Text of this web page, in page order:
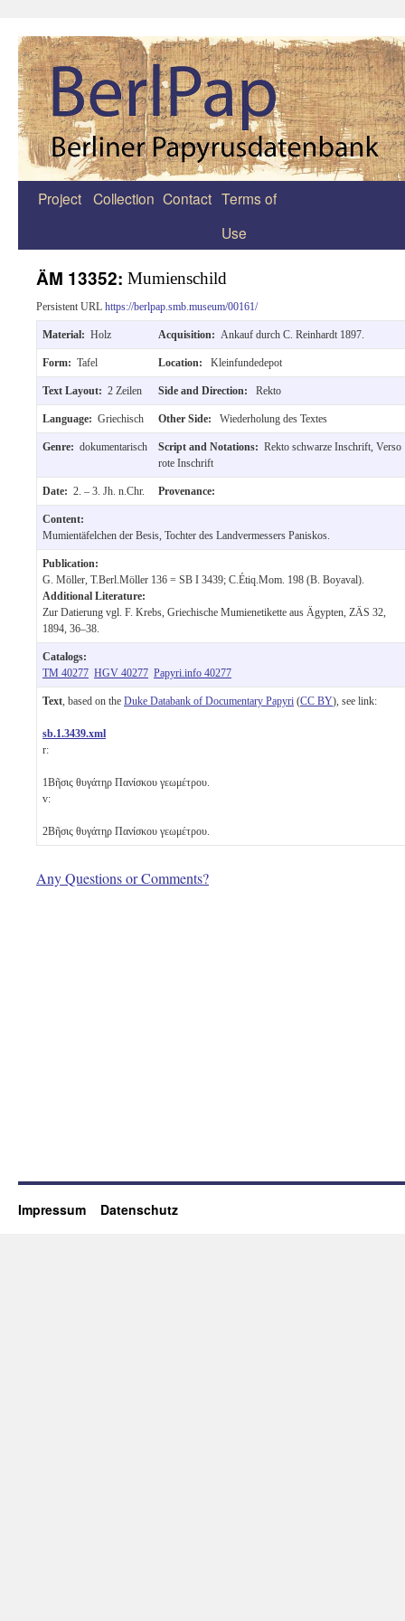
Zum
springen
Project Collection Contact Terms of
Use
ÄM 13352: Mumienschild
Persistent URL https://berlpap.smb.museum/00161/
Material: Holz Acquisition: Ankauf durch C. Reinhardt 1897.
Form: Tafel Location: Kleinfundedepot
Text Layout: 2 Zeilen Side and Direction: Rekto
Language: Griechisch Other Side: Wiederholung des Textes
Genre: dokumentarisch Script and Notations: Rekto schwarze Inschrift, Verso
rote Inschrift
Date: 2. – 3. Jh. n.Chr. Provenance:
Content:
Mumientäfelchen der Besis, Tochter des Landvermessers Paniskos.
Publication:
G. Möller, T.Berl.Möller 136 = SB I 3439; C.Étiq.Mom. 198 (B. Boyaval).
Additional Literature:
Zur Datierung vgl. F. Krebs, Griechische Mumienetikette aus Ägypten, ZÄS 32,
1894, 36–38.
Catalogs:
TM 40277 HGV 40277 Papyri.info 40277
Text , based on the Duke Databank of Documentary Papyri (CC BY), see link:
sb.1.3439.xml
r:
1Βῆσις θυγάτηρ Πανίσκου γεωμέτρου.
v:
2Βῆσις θυγάτηρ Πανίσκου γεωμέτρου.
Any Questions or Comments?
Impressum Datenschutz